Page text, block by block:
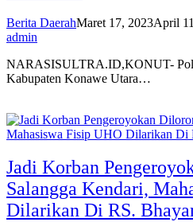
Berita DaerahMaret 17, 2023April
admin
NARASISULTRA.ID,KONUT-
Kabupaten Konawe Utara…
Jadi Korban
Salangga Kendari,
Dilarikan Di RS.